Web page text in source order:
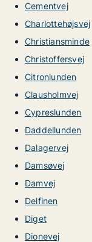
Cementvej
Charlottehøjsvej
Christiansminde
Christoffersvej
Citronlunden
Clausholmvej
Cypreslunden
Daddellunden
Dalagervej
Damsøvej
Damvej
Delfinen
Diget
Dionevej